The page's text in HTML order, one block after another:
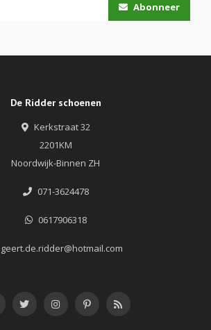
Abonneer
De Ridder schoenen
Kerkstraat 32
2201KM
Noordwijk-Binnen ZH
071-3624478
0617906318
geert.de.ridder@hotmail.com